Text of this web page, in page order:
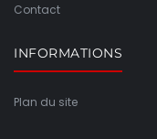
Contact
INFORMATIONS
Plan du site